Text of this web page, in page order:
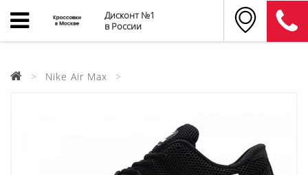
Дисконт №1
в России
Nike Air Max